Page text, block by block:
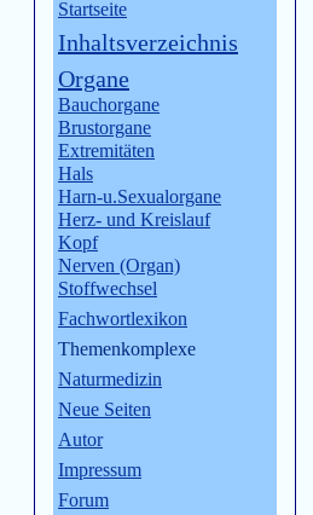
Startseite
Inhaltsverzeichnis
Organe
Bauchorgane
Brustorgane
Extremitäten
Hals
Harn-u.Sexualorgane
Herz- und Kreislauf
Kopf
Nerven (Organ)
Stoffwechsel
Fachwortlexikon
Themenkomplexe
Naturmedizin
Neue Seiten
Autor
Impressum
Forum